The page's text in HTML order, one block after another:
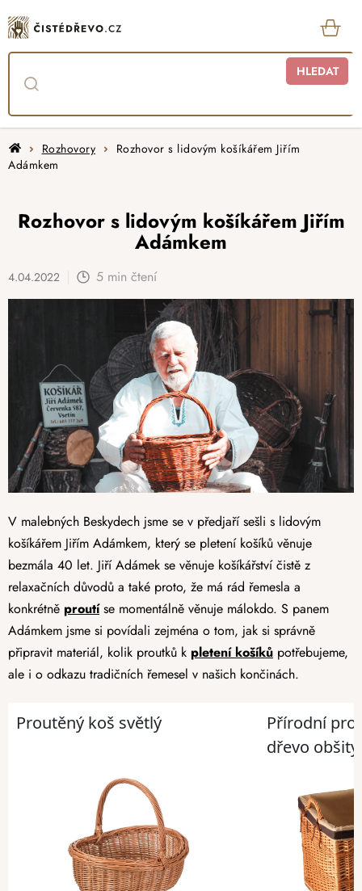
na
obsah
HLEDAT
DomůRozhovory
Rozhovor s lidovým košíkářem Jiřím
Adámkem
Rozhovor s lidovým košíkářem Jiřím
Adámkem
4.04.2022 5 min čtení
V malebných Beskydech jsme se v předjaří sešli s lidovým
košíkářem Jiřím Adámkem, který se pletení košíků věnuje
bezmála 40 let. Jiří Adámek se věnuje košíkářství čistě z
relaxačních důvodů a také proto, že má rád řemesla a
konkrétně proutí se momentálně věnuje málokdo. S panem
Adámkem jsme si povídali zejména o tom, jak si správně
připravit materiál, kolik proutků k pletení košíků potřebujeme,
ale i o odkazu tradičních řemesel v našich končinách.